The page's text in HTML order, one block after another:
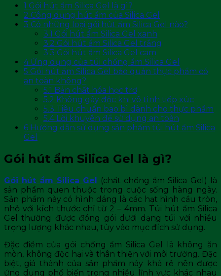
1 Gói hút ẩm Silica Gel là gì?
2 Công dụng hút ẩm của Silica Gel
3 Có những loại gói hút ẩm Silica Gel nào?
3.1 Gói hút ẩm Silica Gel xanh
3.2 Gói hút ẩm Silica Gel trắng
3.3 Gói hút ẩm Silica Gel cam
4Ứng dụng của túi chống ẩm Silica Gel
5 Gói hút ẩm Silica Gel bảo quản thực phẩm có
an toàn không?
5.1 Bản chất hóa học trơ
5.2 Không gây độc khi vô tình tiếp xúc
5.3 Tiêu chuẩn bao bì dành cho thực phẩm
5.4Lời khuyên để sử dụng an toàn
6 Hướng dẫn sử dụng sản phẩm túi hút ẩm Silica
Gel
Gói hút ẩm Silica Gel là gì?
Gói hút ẩm Silica Gel (chất chống ẩm Silica Gel) là
sản phẩm quen thuộc trong cuộc sống hàng ngày.
Sản phẩm này có hình dáng là các hạt hình cầu tròn,
nhỏ với kích thước chỉ từ 2 – 4mm. Túi hút ẩm Silica
Gel thường được đóng gói dưới dạng túi với nhiều
trọng lượng khác nhau, tùy vào mục đích sử dụng.
Đặc điểm của gói chống ẩm Silica Gel là không ăn
mòn, không độc hại và thân thiện với môi trường. Đặc
biệt, giá thành của sản phẩm này khá rẻ nên được
ứng dụng phổ biến trong nhiều lĩnh vực khác nhau